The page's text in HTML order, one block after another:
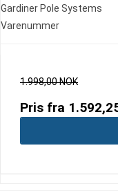
Gardiner Pole Systems
Varenummer
1.998,00 NOK
Pris fra